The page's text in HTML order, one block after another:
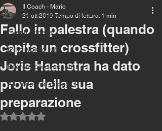
Canale YouTube del Coach
Eventi Fitness
L' hai voluto tu!
Esercizi con il coach
Allenamento di oggi🏃‍♂️
Fallo in palestra (quando
capita un crossfitter)
Joris Haanstra ha dato
prova della sua
preparazione
Il Coach - Mario
21 ott 2019 Tempo di lettura: 1 min
Valutazione NaN stelle su 5.